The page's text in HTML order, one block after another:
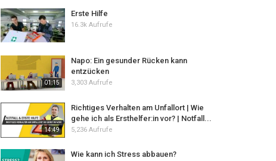
Erste Hilfe
16.3k Aufrufe
01:15
Napo: Ein gesunder Rücken kann
entzücken
3,303 Aufrufe
14:49
Richtiges Verhalten am Unfallort | Wie
gehe ich als Ersthelfer:in vor? | Notfall...
5,236 Aufrufe
Wie kann ich Stress abbauen?